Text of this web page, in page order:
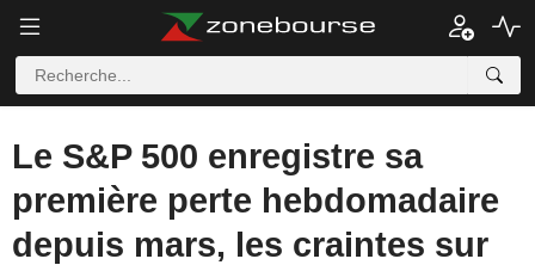
Le S&P 500 enregistre sa
première perte hebdomadaire
depuis mars, les craintes sur